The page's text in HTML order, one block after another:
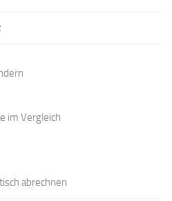
im Vergleich
abrechnen